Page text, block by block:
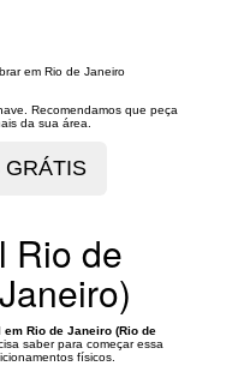
em Rio de Janeiro
Recomendamos que peça
da sua área.
Rio de
Rio de Janeiro (Rio de
saber para começar essa
físicos.